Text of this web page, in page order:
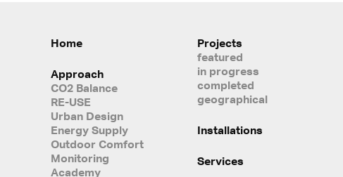
Home
Approach
CO2 Balance
RE-USE
Urban Design
Energy Supply
Outdoor Comfort
Monitoring
Academy
Projects
featured
in progress
completed
geographical
Installations
Services